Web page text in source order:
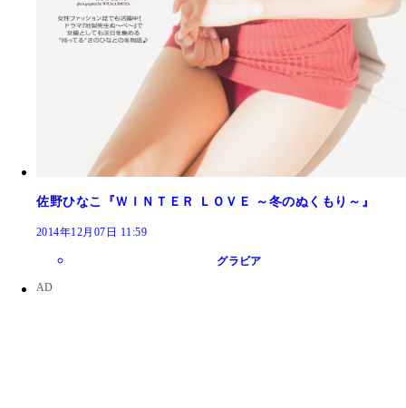
佐野ひなこ『ＷＩＮＴＥＲ ＬＯＶＥ ～冬のぬくもり～』
2014年12月07日 11:59
グラビア